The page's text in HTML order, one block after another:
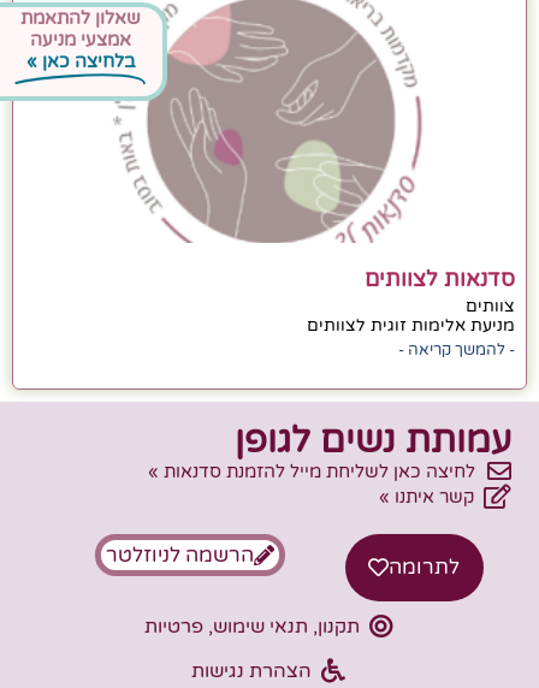
סדנאות לצוותים
צוותים
מניעת אלימות זוגית לצוותים
- להמשך קריאה -
עמותת נשים לגופן
לחיצה כאן לשליחת מייל להזמנת סדנאות »
קשר איתנו »
לתרומה הרשמה לניוזלטר
תקנון, תנאי שימוש, פרטיות
הצהרת נגישות
שאלון להתאמת
אמצעי מניעה
בלחיצה כאן »